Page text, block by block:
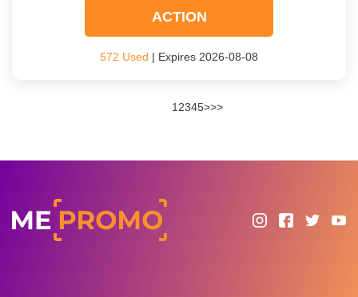
ACTION
572 Used | Expires 2026-08-08
1 2345>>>